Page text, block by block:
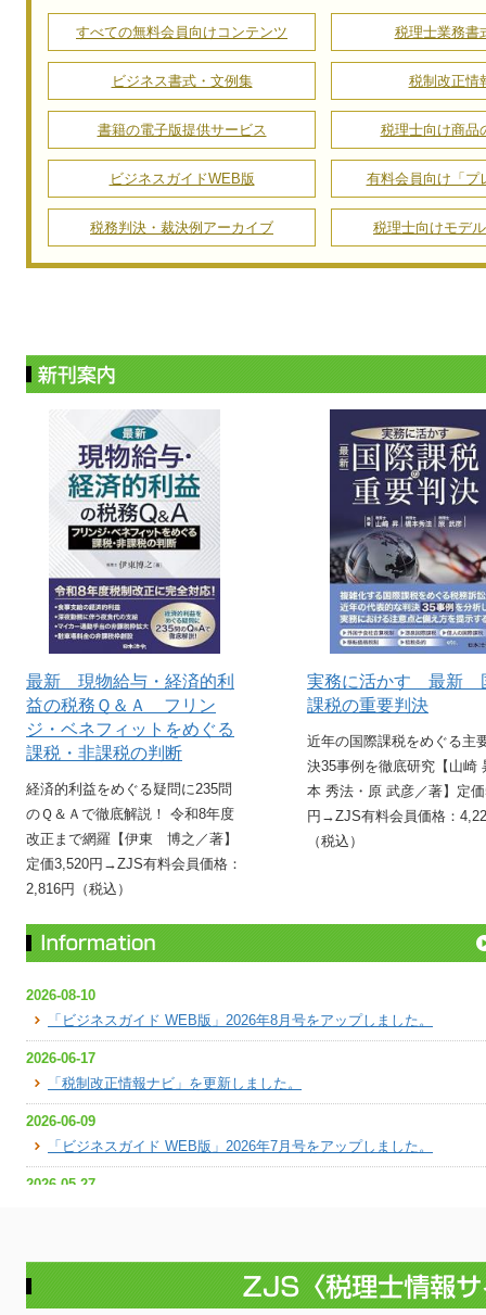
措置法施行規則・法人税法施行規則を一部改正
2026-07-31
国税庁、措置法40条通達の改正のあらましを公表
2026-07-30
国税庁、令和8年熊本地震により閉庁していた税務署の再開について
すべての無料会員向けコンテンツ 税理士業務書
ビジネス書式・文例集 税制改正情
書籍の電子版提供サービス 税理士向け商品
ビジネスガイドWEB版 有料会員向け「プ
税務判決・裁決例アーカイブ 税理士向けモデ
最新 現物給与・経済的利
益の税務Ｑ＆Ａ フリン
ジ・ベネフィットをめぐる
課税・非課税の判断
経済的利益をめぐる疑問に235問
のＱ＆Ａで徹底解説！ 令和8年度
改正まで網羅【伊東 博之／著】
定価3,520円→ZJS有料会員価格：
2,816円（税込）
実務に活かす 最新
課税の重要判決
近年の国際課税をめぐる主
決35事例を徹底研究【山崎
本 秀法・原 武彦／著】定
円→ZJS有料会員価格：
（税込）
2026-08-10
「ビジネスガイド WEB版」2026年8月号をアップしました。
2026-06-17
「税制改正情報ナビ」を更新しました。
2026-06-09
「ビジネスガイド WEB版」2026年7月号をアップしました。
2026-05-27
「ビジネスガイド WEB版」2026年6月号をアップしました。
2026-04-10